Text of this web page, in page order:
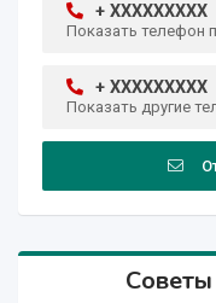
+ XXXXXXXXX
Показать телефон
+ XXXXXXXXX
Показать другие